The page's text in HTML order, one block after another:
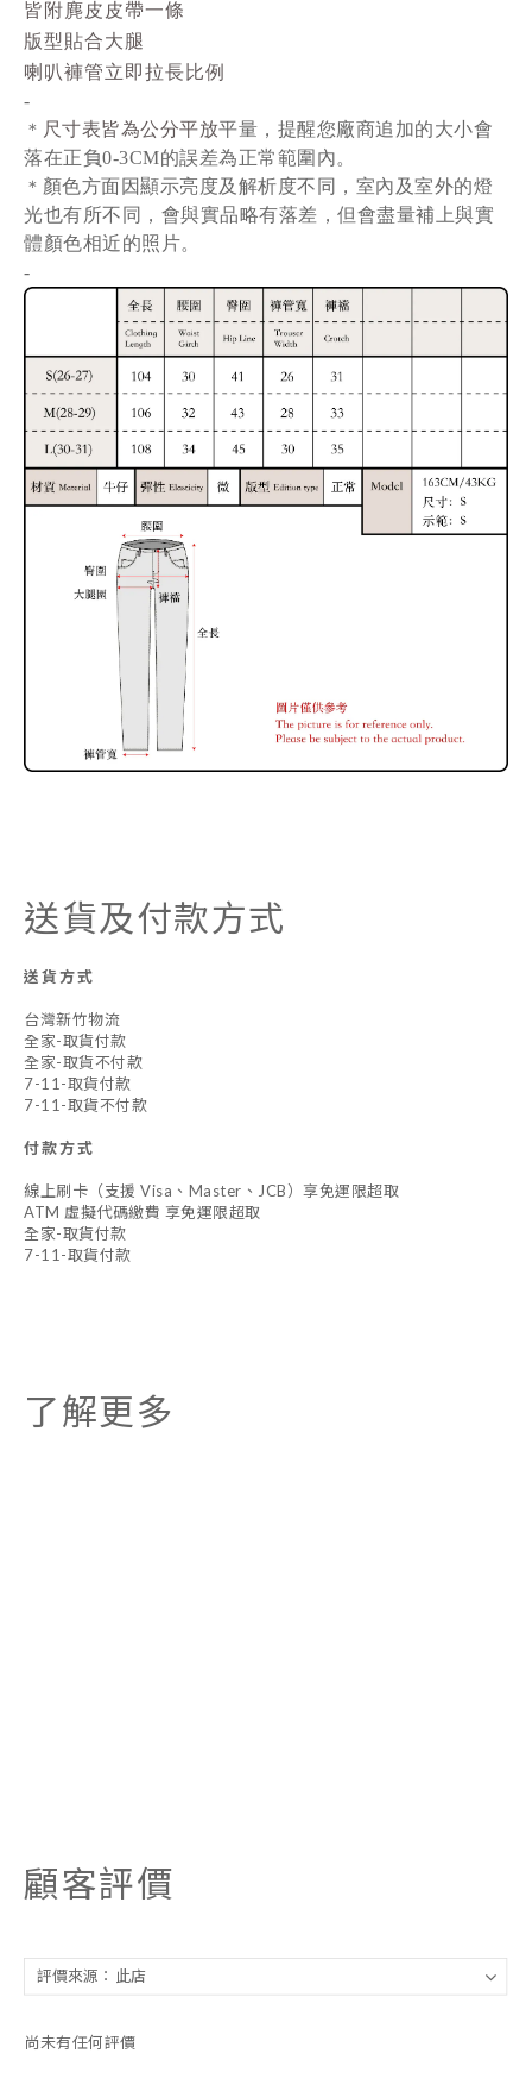
皆附麂皮皮帶一條
版型貼合大腿
喇叭褲管立即拉長比例
-
＊ 尺寸表皆為公分平放平量 ，提醒您廠商追加的大小會
落在正負0-3CM的誤差為正常範圍內。
＊ 顏色方面因顯示亮度及解析度不同，室內及室外的燈
光也有所不同，會與實品略有落差，但會盡量補上與實
體顏色相近的照片。
-
送貨及付款方式
送貨方式
台灣新竹物流
全家-取貨付款
全家-取貨不付款
7-11-取貨付款
7-11-取貨不付款
付款方式
線上刷卡（支援 Visa、Master、JCB）享免運限超取
ATM 虛擬代碼繳費 享免運限超取
全家-取貨付款
7-11-取貨付款
了解更多
顧客評價
尚未有任何評價